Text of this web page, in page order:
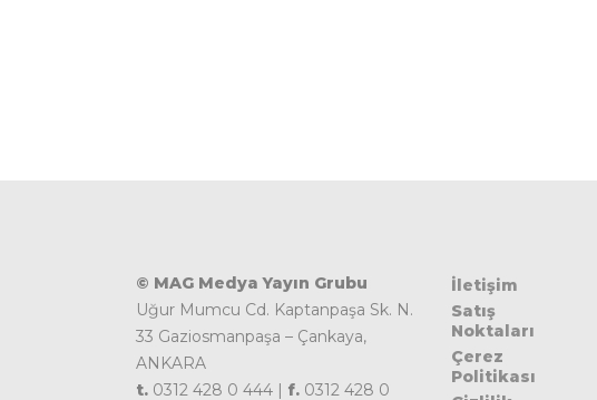
© MAG Medya Yayın Grubu
Uğur Mumcu Cd. Kaptanpaşa Sk. N.
33 Gaziosmanpaşa – Çankaya,
ANKARA
t. 0312 428 0 444 | f. 0312 428 0
İletişim
Satış
Noktaları
Çerez
Politikası